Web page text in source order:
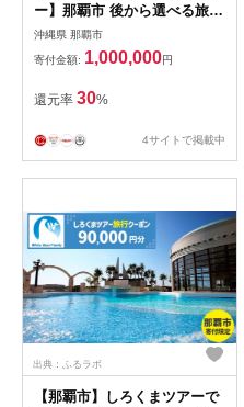
ー】那覇市 後から選べる旅行
Webカタログで使える！ 旅行
クーポン（300,000円分） 旅
行券 宿泊券 | 旅行券 宿泊券
宿泊 観光 旅行 ホテル クーポ
ン チケット 那覇市 沖縄
沖縄県 那覇市
寄付金額: 1,000,000円
還元率 30%
4サイトで掲載中
出典：ふるラボ
【那覇市】しろくまツアーで